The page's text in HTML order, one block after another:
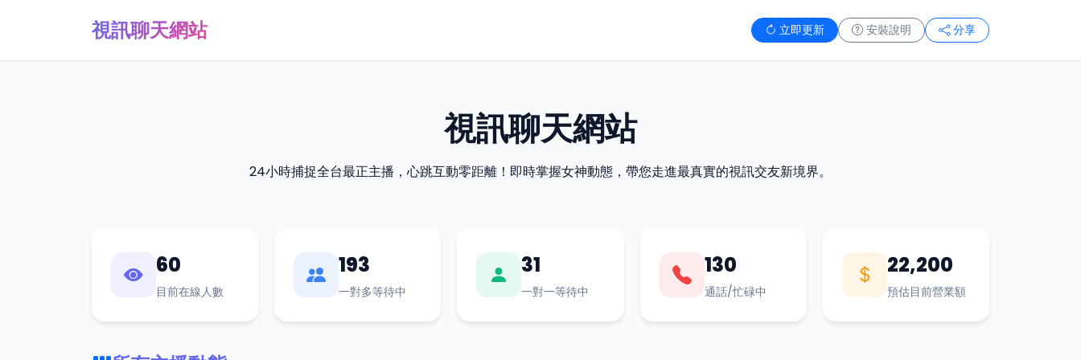
視訊聊天網站 立即更新 安裝說明 分享
視訊聊天網站
24小時捕捉全台最正主播，心跳互動零距離！即時掌握女神動態，帶您走進最真實的視訊交友新境界。
60
目前在線人數
193
一對多等待中
31
一對一等待中
130
通話/忙碌中
22,200
預估目前營業額